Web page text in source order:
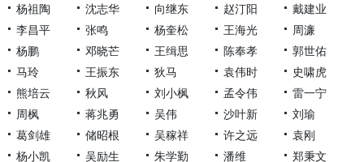
杨祖陶
沈志华 向继东 赵汀阳
戴建业
李昌平
张鸣 杨奎松 王海光
周濂
杨鹏
邓晓芒 王缉思 陈奉孝
郭世佑
马玲
王振东 狄马 袁伟时
史啸虎
熊培云
秋风 刘小枫 孟令伟
雷一宁
周枫
蒋兆勇 吴伟 沙叶新
刘瑜
葛剑雄
储昭根 吴稼祥 许之远
袁刚
杨小凯
吴励生 朱学勤 潘维 郑秉文